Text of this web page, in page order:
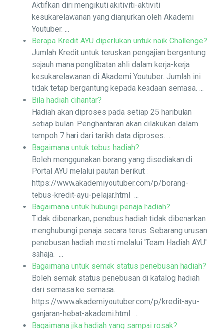
Aktifkan diri mengikuti akitiviti-aktiviti
kesukarelawanan yang dianjurkan oleh Akademi
Youtuber. ...
Berapa Kredit AYU diperlukan untuk naik Challenge?
Jumlah Kredit untuk teruskan pengajian bergantung
sejauh mana penglibatan ahli dalam kerja-kerja
kesukarelawanan di Akademi Youtuber. Jumlah ini
tidak tetap bergantung kepada keadaan semasa. ...
Bila hadiah dihantar?
Hadiah akan diproses pada setiap 25 haribulan
setiap bulan. Penghantaran akan dilakukan dalam
tempoh 7 hari dari tarikh data diproses. ...
Bagaimana untuk tebus hadiah?
Boleh menggunakan borang yang disediakan di
Portal AYU melalui pautan berikut :
https://www.akademiyoutuber.com/p/borang-
tebus-kredit-ayu-pelajar.html ...
Bagaimana untuk hubungi penaja hadiah?
Tidak dibenarkan, penebus hadiah tidak dibenarkan
menghubungi penaja secara terus. Sebarang urusan
penebusan hadiah mesti melalui 'Team Hadiah AYU'
sahaja. ...
Bagaimana untuk semak status penebusan hadiah?
Boleh semak status penebusan di katalog hadiah
dari semasa ke semasa.
https://www.akademiyoutuber.com/p/kredit-ayu-
ganjaran-hebat-akademi.html ...
Bagaimana jika hadiah yang sampai rosak?